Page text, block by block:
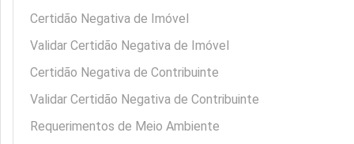
Certidão Negativa de Imóvel
Validar Certidão Negativa de Imóvel
Certidão Negativa de Contribuinte
Validar Certidão Negativa de Contribuinte
Requerimentos de Meio Ambiente